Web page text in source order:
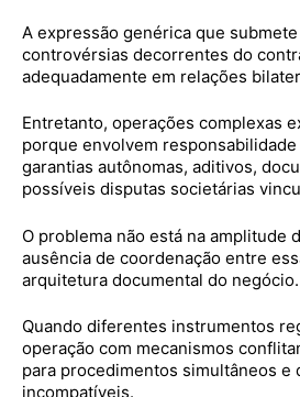
A expressão genérica que
controvérsias decorrentes do
adequadamente em relações
Entretanto, operações complexas
porque envolvem
garantias autônomas, aditivos,
possíveis disputas societárias
O problema não está na amplitude
ausência de coordenação entre
arquitetura documental do negócio.
Quando diferentes instrumentos
operação com mecanismos
para procedimentos simultâneos e
incompatíveis.